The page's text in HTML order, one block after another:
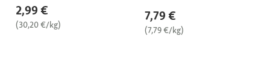
2,99 €
(30,20 €/kg)
7,79 €
(7,79 €/kg)